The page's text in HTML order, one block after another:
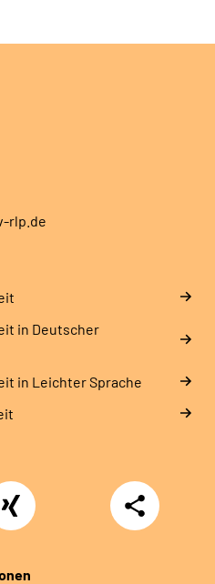
rlp.de
in Deutscher
in Leichter Sprache
Xing
Teilen